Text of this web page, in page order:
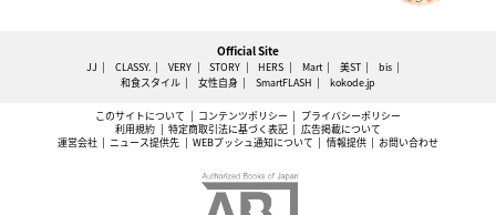
Official Site
JJ CLASSY. VERY STORY HERS Mart 美ST
bis
和食スタイル
女性自身 SmartFLASH kokode.jp
このサイトについて コンテンツポリシー
プライバシーポリシー
利用規約
特定商取引法に基づく表記
広告掲載について
運営会社
ニュース提供先 WEBプッシュ通知について 情報提供 お問い合わせ